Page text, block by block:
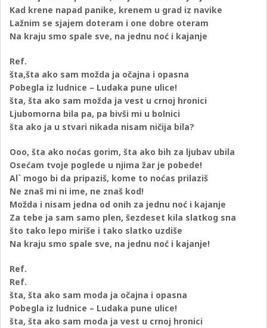
Kad krene napad panike, krenem u grad iz navike
Lažnim se sjajem doteram i one dobre oteram
Na kraju smo spale sve, na jednu noć i kajanje
Ref.
šta,šta ako sam možda ja očajna i opasna
Pobegla iz ludnice – Ludaka pune ulice!
šta, šta ako sam možda ja vest u crnoj hronici
Ljubomorna bila pa, pa bivši mi u bolnici
šta ako ja u stvari nikada nisam ničija bila?
Ooo, šta ako noćas gorim, šta ako bih za ljubav ubila
Osećam tvoje poglede u njima žar je pobede!
Al` mogo bi da pripaziš, kome to noćas prilaziš
Ne znaš mi ni ime, ne znaš kod!
Možda i nisam jedna od onih za jednu noć i kajanje
Za tebe ja sam samo plen, šezdeset kila slatkog sna
što tako lepo miriše i tako slatko uzdiše
Na kraju smo spale sve, na jednu noć i kajanje!
Ref.
Ref.
šta, šta ako sam moda ja očajna i opasna
Pobegla iz ludnice – Ludaka pune ulice!
šta, šta ako sam moda ja vest u crnoj hronici